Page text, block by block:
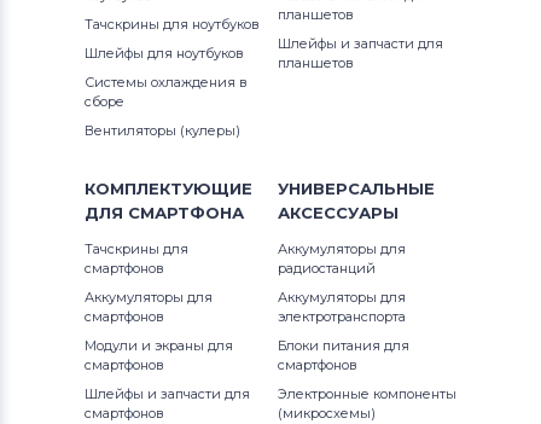
Тачскрины для ноутбуков
Шлейфы для ноутбуков
Системы охлаждения в
сборе
Вентиляторы (кулеры)
планшетов
Шлейфы и запчасти для
планшетов
КОМПЛЕКТУЮЩИЕ
ДЛЯ СМАРТФОНА
Тачскрины для
смартфонов
Аккумуляторы для
смартфонов
Модули и экраны для
смартфонов
Шлейфы и запчасти для
смартфонов
УНИВЕРСАЛЬНЫЕ
АКСЕССУАРЫ
Аккумуляторы для
радиостанций
Аккумуляторы для
электротранспорта
Блоки питания для
смартфонов
Электронные компоненты
(микросхемы)